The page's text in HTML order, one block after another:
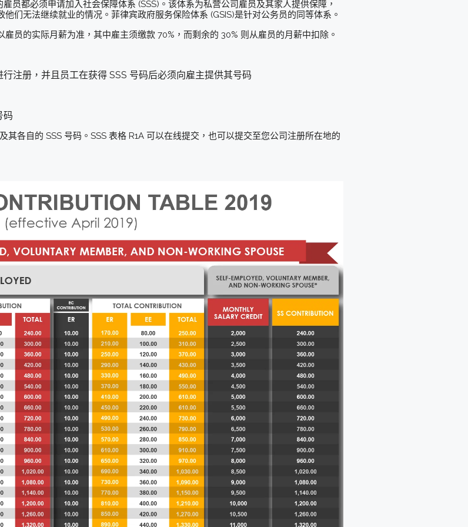
员都必须申请加入社会保障体系 (SSS)。该体系为私营公司雇员及其家人提供保障，
们无法继续就业的情况。菲律宾政府服务保险体系 (GSIS)是针对公务员的同等体系。
员的实际月薪为准，其中雇主须缴款 70%，而剩余的 30% 则从雇员的月薪中扣除。
注册，并且员工在获得 SSS 号码后必须向雇主提供其号码
码
其各自的 SSS 号码。SSS 表格 R1A 可以在线提交，也可以提交至您公司注册所在地的